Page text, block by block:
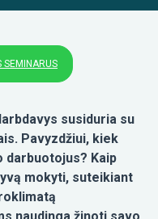
SEMINARUS
susiduria su
Pavyzdžiui, kiek
darbuotojus? Kaip
mokyti, suteikiant